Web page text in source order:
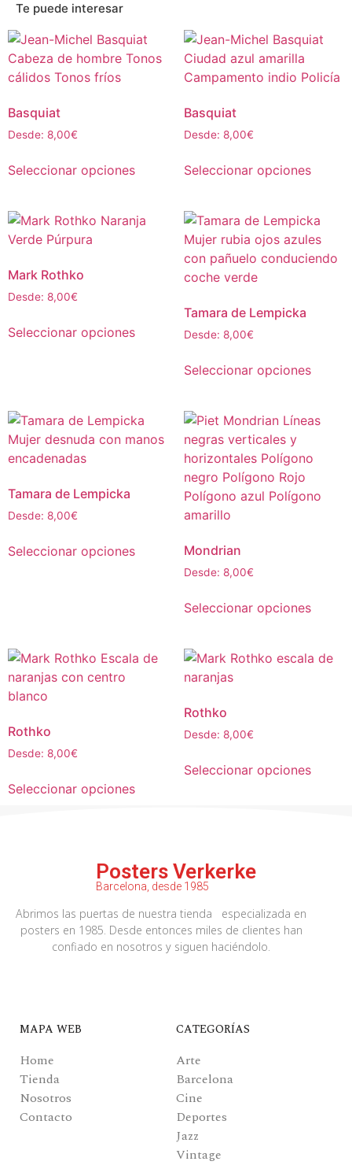
Te puede interesar
Basquiat
Desde: 8,00€
Seleccionar opciones
Basquiat
Desde: 8,00€
Seleccionar opciones
Mark Rothko
Desde: 8,00€
Seleccionar opciones
Tamara de Lempicka
Desde: 8,00€
Seleccionar opciones
Tamara de Lempicka
Desde: 8,00€
Seleccionar opciones Mondrian
Desde: 8,00€
Seleccionar opciones
Rothko
Desde: 8,00€
Seleccionar opciones
Rothko
Desde: 8,00€
Seleccionar opciones
Posters Verkerke
Barcelona, desde 1985
Abrimos las puertas de nuestra tienda especializada en
posters en 1985. Desde entonces miles de clientes han
confiado en nosotros y siguen haciéndolo.
MAPA WEB
Home
Tienda
Nosotros
Contacto
CATEGORÍAS
Arte
Barcelona
Cine
Deportes
Jazz
Vintage